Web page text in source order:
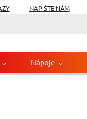
NAPIŠTE NÁM
Nápoje